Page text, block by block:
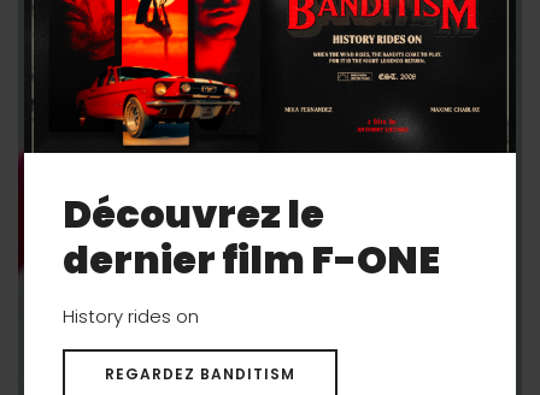
Découvrez le
dernier film F-ONE
History rides on
REGARDEZ BANDITISM